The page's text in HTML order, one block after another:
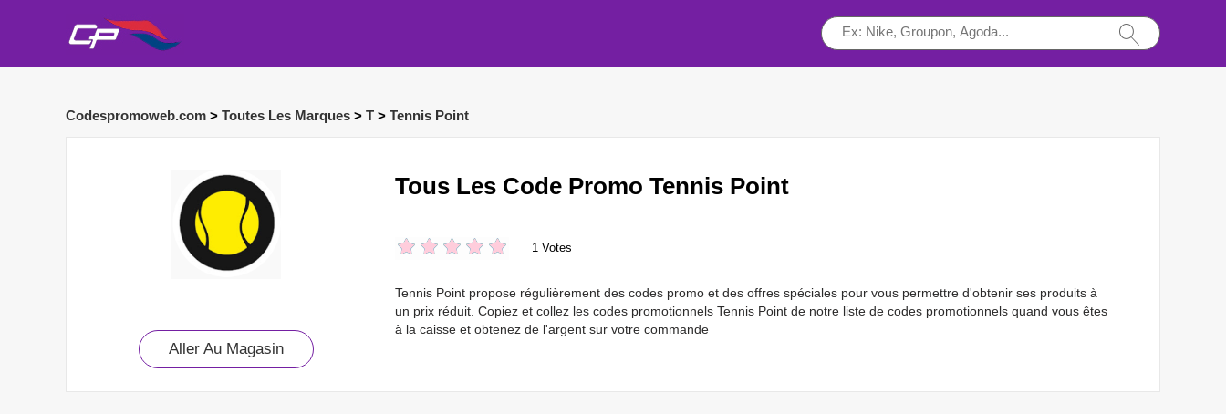
Codespromoweb.com > Toutes Les Marques > T > Tennis Point
Aller Au Magasin
Tous Les Code Promo Tennis Point
1 Votes
Tennis Point propose régulièrement des codes promo et des offres spéciales pour vous permettre d'obtenir ses produits à
un prix réduit. Copiez et collez les codes promotionnels Tennis Point de notre liste de codes promotionnels quand vous êtes
à la caisse et obtenez de l'argent sur votre commande